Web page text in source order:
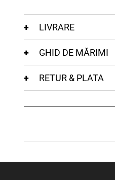
LIVRARE
GHID DE MĂRIMI
RETUR & PLATA